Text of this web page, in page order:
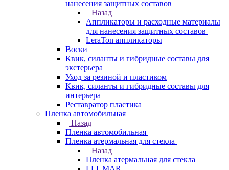
нанесения защитных составов
Назад
Аппликаторы и расходные материалы
для нанесения защитных составов
LeraTon аппликаторы
Воски
Квик, силанты и гибридные составы для
экстерьера
Уход за резиной и пластиком
Квик, силанты и гибридные составы для
интерьера
Реставратор пластика
Пленка автомобильная
Назад
Пленка автомобильная
Пленка атермальная для стекла
Назад
Пленка атермальная для стекла